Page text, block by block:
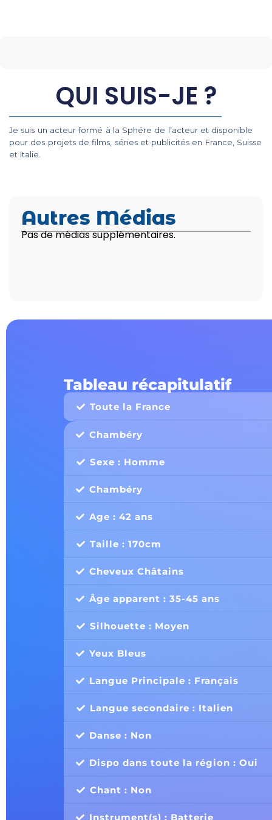
QUI SUIS-JE ?
Je suis un acteur formé à la Sphére de l’acteur et disponible
pour des projets de films, séries et publicités en France, Suisse
et Italie.
Autres Médias
Pas de médias supplémentaires.
Tableau récapitulatif
Toute la France
Chambéry
Sexe : Homme
Chambéry
Age : 42 ans
Taille : 170cm
Cheveux Châtains
Âge apparent : 35-45 ans
Silhouette : Moyen
Yeux Bleus
Langue Principale : Français
Langue secondaire : Italien
Danse : Non
Dispo dans toute la région : Oui
Chant : Non
Instrument(s) : Batterie